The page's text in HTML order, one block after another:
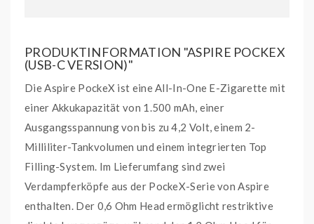
PRODUKTINFORMATION "ASPIRE POCKEX
(USB-C VERSION)"
Die Aspire PockeX ist eine All-In-One E-Zigarette mit
einer Akkukapazität von 1.500 mAh, einer
Ausgangsspannung von bis zu 4,2 Volt, einem 2-
Milliliter-Tankvolumen und einem integrierten Top
Filling-System. Im Lieferumfang sind zwei
Verdampferköpfe aus der PockeX-Serie von Aspire
enthalten. Der 0,6 Ohm Head ermöglicht restriktive